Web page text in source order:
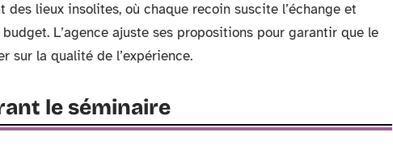
des lieux insolites, où chaque recoin suscite l’échange et
L’agence ajuste ses propositions pour garantir que le
sur la qualité de l’expérience.
le séminaire